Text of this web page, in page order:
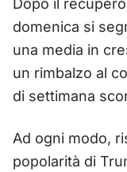
Dopo il
domenica si
una media in
un rimbalzo al
di settimana
Ad ogni modo,
popolarità di